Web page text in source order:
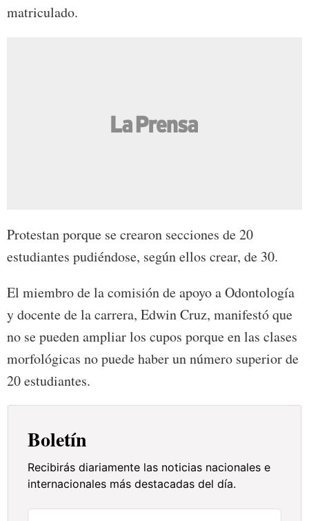
matriculado.
Protestan porque se crearon secciones de 20
estudiantes pudiéndose, según ellos crear, de 30.
El miembro de la comisión de apoyo a Odontología
y docente de la carrera, Edwin Cruz, manifestó que
no se pueden ampliar los cupos porque en las clases
morfológicas no puede haber un número superior de
20 estudiantes.
Boletín
Recibirás diariamente las noticias nacionales e
internacionales más destacadas del día.